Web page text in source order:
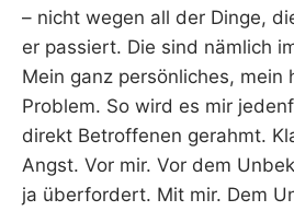
– nicht wegen all der Dinge,
er passiert. Die sind nämlich
Mein ganz persönliches, mein
Problem. So wird es mir
direkt Betroffenen gerahmt.
Angst. Vor mir. Vor dem
ja überfordert. Mit mir. Dem